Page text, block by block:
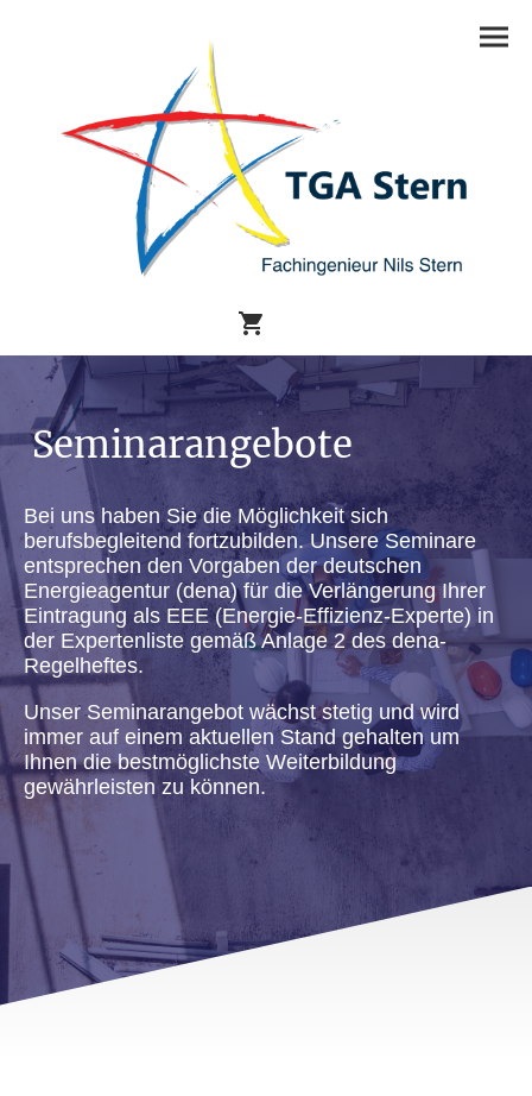
Seminarangebote
Bei uns haben Sie die Möglichkeit sich
berufsbegleitend fortzubilden. Unsere Seminare
entsprechen den Vorgaben der deutschen
Energieagentur (dena) für die Verlängerung Ihrer
Eintragung als EEE (Energie-Effizienz-Experte) in
der Expertenliste gemäß Anlage 2 des dena-
Regelheftes.
Unser Seminarangebot wächst stetig und wird
immer auf einem aktuellen Stand gehalten um
Ihnen die bestmöglichste Weiterbildung
gewährleisten zu können.